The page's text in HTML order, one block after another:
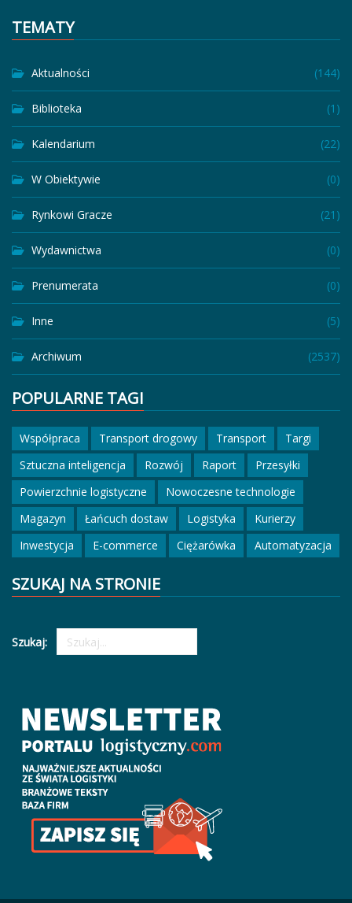
TEMATY
Aktualności (144)
Biblioteka (1)
Kalendarium (22)
W Obiektywie (0)
Rynkowi Gracze (21)
Wydawnictwa (0)
Prenumerata (0)
Inne (5)
Archiwum (2537)
POPULARNE TAGI
Współpraca Transport drogowy Transport
Targi
Sztuczna inteligencja
Rozwój Raport
Przesyłki
Powierzchnie logistyczne
Nowoczesne technologie
Magazyn
Łańcuch dostaw Logistyka
Kurierzy
Inwestycja
E-commerce Ciężarówka Automatyzacja
SZUKAJ NA STRONIE
Szukaj: